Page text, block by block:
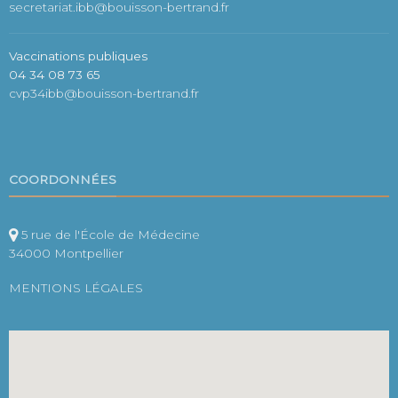
secretariat.ibb@bouisson-bertrand.fr
Vaccinations publiques
04 34 08 73 65
cvp34ibb@bouisson-bertrand.fr
COORDONNÉES
5 rue de l'École de Médecine
34000 Montpellier
MENTIONS LÉGALES